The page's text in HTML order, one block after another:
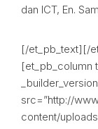
dan ICT, En.
[/et_pb_text][/
[et_pb_column
src=”http://
content/